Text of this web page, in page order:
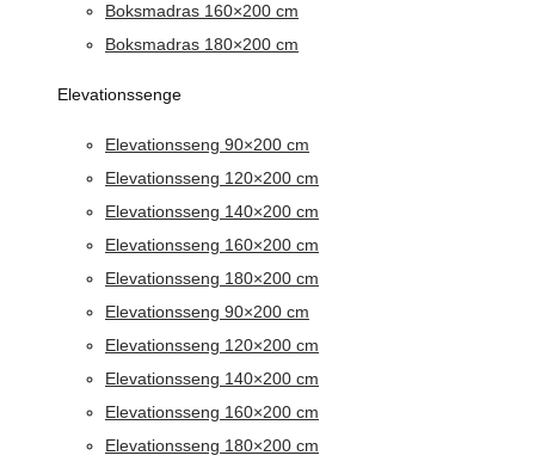
Boksmadras 160×200 cm
Boksmadras 180×200 cm
Elevationssenge
Elevationsseng 90×200 cm
Elevationsseng 120×200 cm
Elevationsseng 140×200 cm
Elevationsseng 160×200 cm
Elevationsseng 180×200 cm
Elevationsseng 90×200 cm
Elevationsseng 120×200 cm
Elevationsseng 140×200 cm
Elevationsseng 160×200 cm
Elevationsseng 180×200 cm